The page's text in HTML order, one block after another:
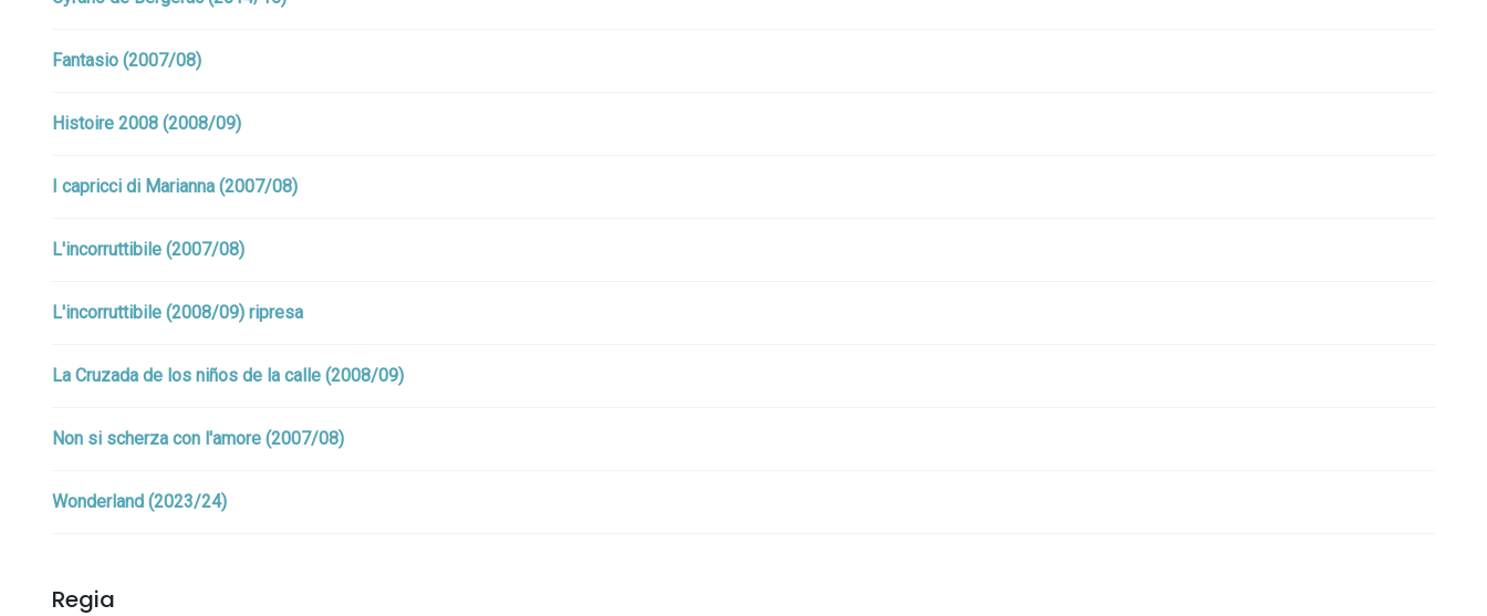
Fantasio (2007/08)
Histoire 2008 (2008/09)
I capricci di Marianna (2007/08)
L'incorruttibile (2007/08)
L'incorruttibile (2008/09) ripresa
La Cruzada de los niños de la calle (2008/09)
Non si scherza con l'amore (2007/08)
Wonderland (2023/24)
Regia